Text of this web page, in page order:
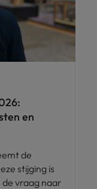
en
de
stijging is
de vraag naar